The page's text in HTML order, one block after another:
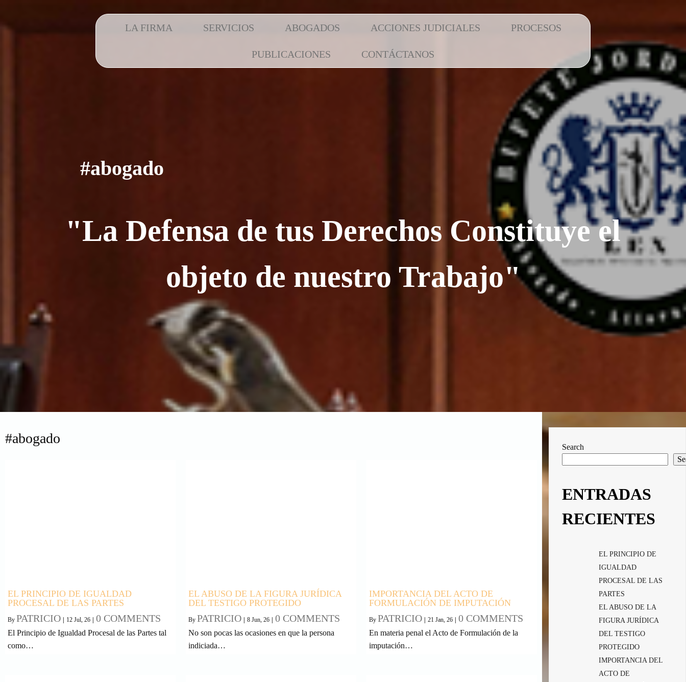
LA FIRMA SERVICIOS ABOGADOS ACCIONES JUDICIALES PROCESOS
PUBLICACIONES CONTÁCTANOS
#abogado
"La Defensa de tus Derechos Constituye el
objeto de nuestro Trabajo"
#abogado
EL PRINCIPIO DE IGUALDAD
PROCESAL DE LAS PARTES
By PATRICIO | 12 Jul, 26 | 0 COMMENTS
El Principio de Igualdad Procesal de las Partes tal
como…
EL ABUSO DE LA FIGURA JURÍDICA
DEL TESTIGO PROTEGIDO
By PATRICIO | 8 Jun, 26 | 0 COMMENTS
No son pocas las ocasiones en que la persona
indiciada…
IMPORTANCIA DEL ACTO DE
FORMULACIÓN DE IMPUTACIÓN
By PATRICIO | 21 Jan, 26 | 0 COMMENTS
En materia penal el Acto de Formulación de la
imputación…
Search
ENTRADAS
RECIENTES
EL PRINCIPIO DE
IGUALDAD
PROCESAL DE LAS
PARTES
EL ABUSO DE LA
FIGURA JURÍDICA
DEL TESTIGO
PROTEGIDO
IMPORTANCIA DEL
ACTO DE